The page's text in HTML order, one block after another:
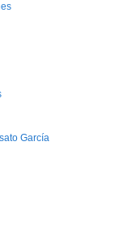
García